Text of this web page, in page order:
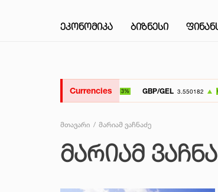
ᲔᲙᲝᲜᲝᲛᲘᲙᲐ ᲑᲘᲖᲜᲔᲡᲘ
CurrenciesGBP/GEL 3.550182 0.183690 5.17%
მთავარი მარიამ ვაჩნაძე
ᲛᲐᲠᲘᲐᲛ